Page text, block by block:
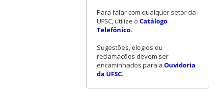
Para falar com qualquer setor da
UFSC, utilize o Catálogo
Telefônico.
Sugestões, elogios ou
reclamações devem ser
encaminhados para a Ouvidoria
da UFSC.